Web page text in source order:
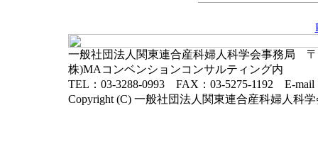
一般社団法人関東連合産科婦人科学会事務局 〒
株)MAコンベンションコンサルティング内
TEL：03-3288-0993 FAX：03-5275-1192 E-mail
Copyright (C) 一般社団法人関東連合産科婦人科